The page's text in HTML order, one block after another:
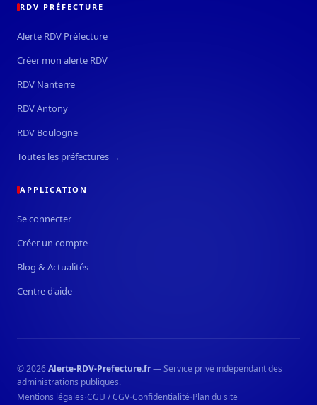
RDV PRÉFECTURE
Alerte RDV Préfecture
Créer mon alerte RDV
RDV Nanterre
RDV Antony
RDV Boulogne
Toutes les préfectures →
APPLICATION
Se connecter
Créer un compte
Blog & Actualités
Centre d'aide
© 2026Alerte-RDV-Prefecture.fr— Service privé indépendant des
administrations publiques.
Mentions légales·CGU / CGV·Confidentialité·Plan du site